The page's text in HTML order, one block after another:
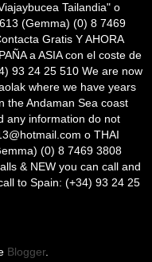
Tailandia" o
(Gemma) (0) 8 7469
Gratis Y AHORA
a ASIA con el coste de
93 24 25 510 We are now
where we have years
the Andaman Sea coast
any information do not
o THAI
(0) 8 7469 3808
& NEW you can call and
to Spain: (+34) 93 24 25
Blogger.